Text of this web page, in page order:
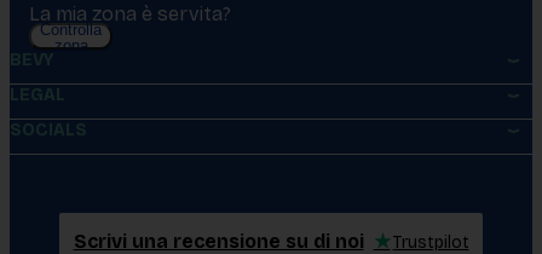
La mia zona è servita?
Controlla
zona
BEVY
LEGAL
SOCIALS
Scrivi una recensione su di noi ★Trustpilot